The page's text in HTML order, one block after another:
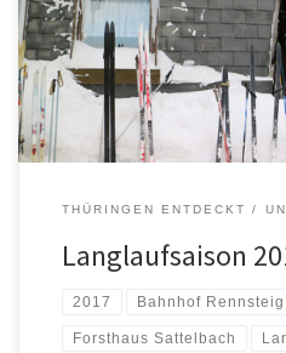
THÜRINGEN ENTDECKT
Langlaufsaison
2017 Bahnhof Rennsteig
Forsthaus Sattelbach